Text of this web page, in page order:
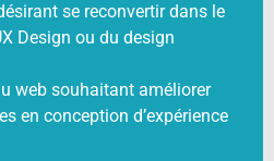
se reconvertir dans le
Design ou du design
web souhaitant améliorer
en conception d’expérience